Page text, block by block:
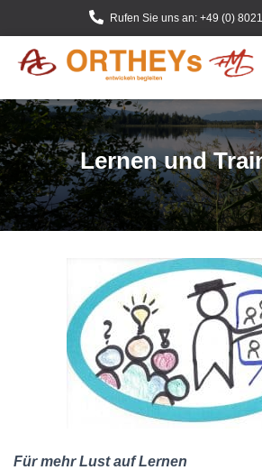
Rufen Sie uns an: +49 (0)
Lernen und
Für mehr Lust auf Lernen